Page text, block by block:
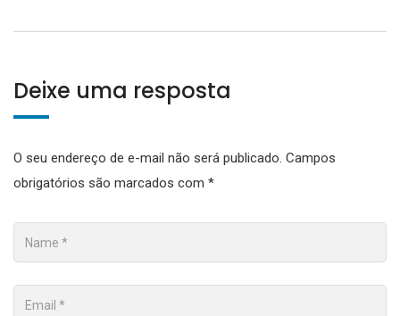
Deixe uma resposta
O seu endereço de e-mail não será publicado. Campos
obrigatórios são marcados com *